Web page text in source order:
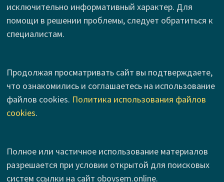
исключительно информативный характер. Для
помощи в решении проблемы, следует обратиться к
специалистам.
Продолжая просматривать сайт вы подтверждаете,
что ознакомились и соглашаетесь на использование
файлов cookies. Политика использования файлов
cookies.
Полное или частичное использование материалов
разрешается при условии открытой для поисковых
систем ссылки на сайт obovsem.online.